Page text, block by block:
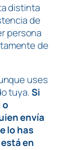
distinta
de
persona
de
uses
tuya.Si
o
envía
lo has
en